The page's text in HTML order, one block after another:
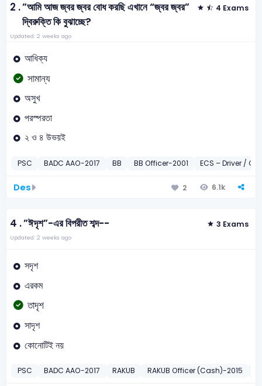
2 .”আমি আজ জ্বর জ্বর বোধ করছি এখানে “জ্বর জ্বর”
দ্বিরুক্তি কি বুঝাচ্ছে?
4 Exams
Updated: 2 weeks ago
আধিক্য
সামান্য
অসুখ
পরস্পরতা
২ ও ৪ উভয়ই
PSC BADC AAO-2017 BB BB Officer-2001 ECS – Driver /
Des 2 6.1k
4 .”ঈদৃশ”-এর বিপরীত শব্দ-- 3 Exams
Updated: 2 weeks ago
সদৃশ
এরকম
তাদৃশ
সাদৃশ
কোনোটিই নয়
PSC BADC AAO-2017 RAKUB RAKUB Officer (Cash)-2015